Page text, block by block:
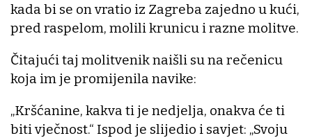
kada bi se on vratio iz Zagreba zajedno u kući,
pred raspelom, molili krunicu i razne molitve.
Čitajući taj molitvenik naišli su na rečenicu
koja im je promijenila navike:
„Kršćanine, kakva ti je nedjelja, onakva će ti
biti vječnost.“ Ispod je slijedio i savjet: „Svoju